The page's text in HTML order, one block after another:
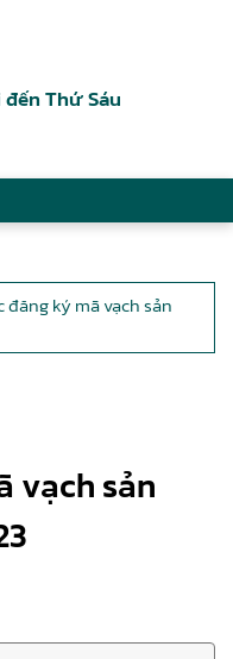
Thứ Sáu
đăng ký mã vạch sản
vạch sản